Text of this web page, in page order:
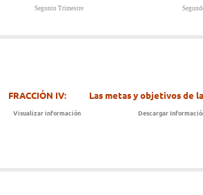
Segunto Trimestre
FRACCIÓN IV: Las metas y objetivos de
Visualizar información Descargar